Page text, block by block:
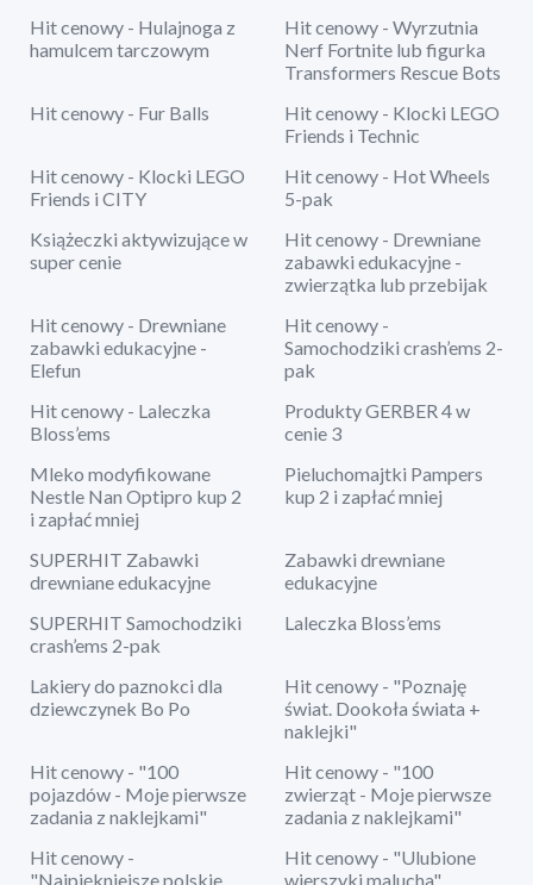
Hit cenowy - Hulajnoga z
hamulcem tarczowym
Hit cenowy - Wyrzutnia
Nerf Fortnite lub figurka
Transformers Rescue Bots
Hit cenowy - Fur Balls
Hit cenowy - Klocki LEGO
Friends i Technic
Hit cenowy - Klocki LEGO
Friends i CITY
Hit cenowy - Hot Wheels
5-pak
Książeczki aktywizujące w
super cenie
Hit cenowy - Drewniane
zabawki edukacyjne -
zwierzątka lub przebijak
Hit cenowy - Drewniane
zabawki edukacyjne -
Elefun
Hit cenowy -
Samochodziki crash’ems 2-
pak
Hit cenowy - Laleczka
Bloss’ems
Produkty GERBER 4 w
cenie 3
Mleko modyfikowane
Nestle Nan Optipro kup 2
i zapłać mniej
Pieluchomajtki Pampers
kup 2 i zapłać mniej
SUPERHIT Zabawki
drewniane edukacyjne
Zabawki drewniane
edukacyjne
SUPERHIT Samochodziki
crash’ems 2-pak
Laleczka Bloss’ems
Lakiery do paznokci dla
dziewczynek Bo Po
Hit cenowy - "Poznaję
świat. Dookoła świata +
naklejki"
Hit cenowy - "100
pojazdów - Moje pierwsze
zadania z naklejkami"
Hit cenowy - "100
zwierząt - Moje pierwsze
zadania z naklejkami"
Hit cenowy -
"Najpiękniejsze polskie
Hit cenowy - "Ulubione
wierszyki malucha"